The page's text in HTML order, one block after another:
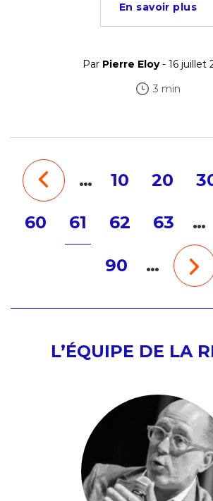
En savoir plus
Par Pierre Eloy- 16 juillet
3 min
… 10 20
60 61 62 63 …
90 …
L’ÉQUIPE DE LA